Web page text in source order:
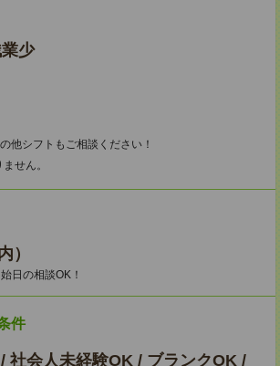
少
他シフトもご相談ください！
せん。
）
日の相談OK！
件
社会人未経験OK / ブランクOK /